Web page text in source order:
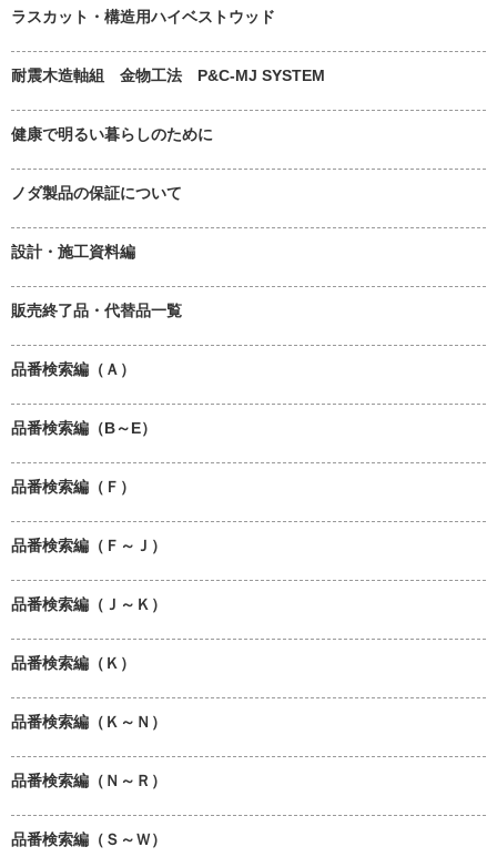
ラスカット・構造用ハイベストウッド
耐震木造軸組 金物工法 P&C-MJ SYSTEM
健康で明るい暮らしのために
ノダ製品の保証について
設計・施工資料編
販売終了品・代替品一覧
品番検索編（Ａ）
品番検索編（B～E）
品番検索編（Ｆ）
品番検索編（Ｆ～Ｊ）
品番検索編（Ｊ～Ｋ）
品番検索編（Ｋ）
品番検索編（Ｋ～Ｎ）
品番検索編（Ｎ～Ｒ）
品番検索編（Ｓ～Ｗ）